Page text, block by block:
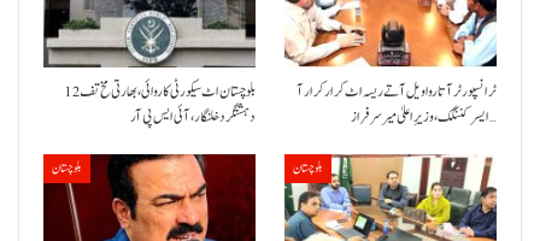
بلوچستان اٹ سیکورٹی کاروائی، بھارتی مخ تف 12
دہشتگرد خلنگار،آئی ایس پی آر
ٹرانسپورٹر آتا روا ویل آتے ریسہ اٹ کرار کرار آ
ایسر کننگک ،وزیرِ اعلیٰ میر سرفراز…
بلوچستان بلوچستان